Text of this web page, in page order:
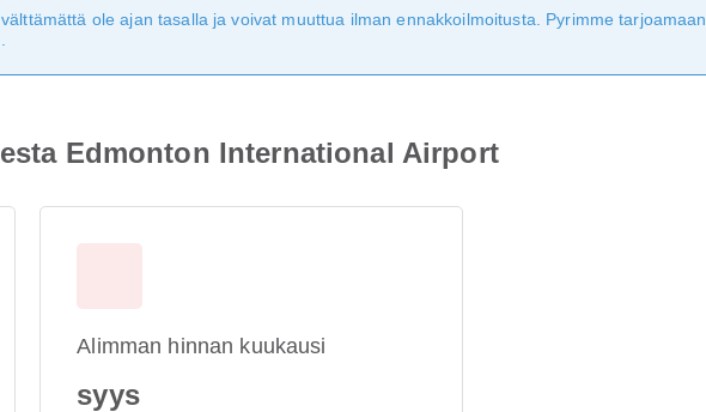
ole ajan tasalla ja voivat muuttua ilman ennakkoilmoitusta. Pyrimme tarjoamaan
Edmonton International Airport
Alimman hinnan kuukausi
syys